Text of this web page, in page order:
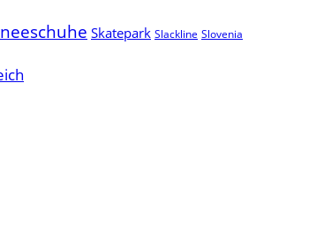
Skatepark Slackline Slovenia